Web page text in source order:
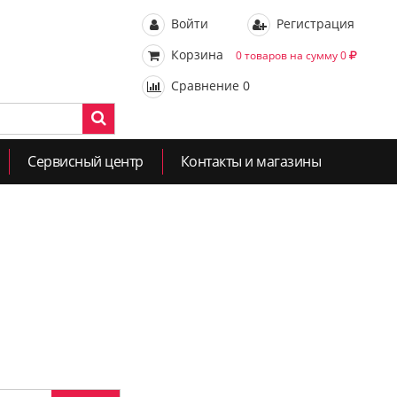
Войти
Регистрация
Корзина
0 товаров на сумму 0
Сравнение 0
Сервисный центр Контакты и магазины